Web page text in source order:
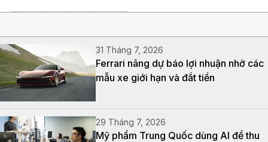
31 Tháng 7, 2026
Ferrari nâng dự báo lợi nhuận nhờ các
mẫu xe giới hạn và đắt tiền
29 Tháng 7, 2026
Mỹ phẩm Trung Quốc dùng AI để thu